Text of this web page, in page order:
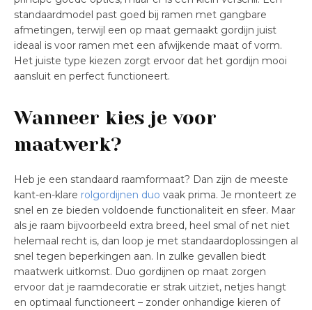
standaardmodel past goed bij ramen met gangbare
afmetingen, terwijl een op maat gemaakt gordijn juist
ideaal is voor ramen met een afwijkende maat of vorm.
Het juiste type kiezen zorgt ervoor dat het gordijn mooi
aansluit en perfect functioneert.
Wanneer kies je voor
maatwerk?
Heb je een standaard raamformaat? Dan zijn de meeste
kant-en-klare rolgordijnen duo vaak prima. Je monteert ze
snel en ze bieden voldoende functionaliteit en sfeer. Maar
als je raam bijvoorbeeld extra breed, heel smal of net niet
helemaal recht is, dan loop je met standaardoplossingen al
snel tegen beperkingen aan. In zulke gevallen biedt
maatwerk uitkomst. Duo gordijnen op maat zorgen
ervoor dat je raamdecoratie er strak uitziet, netjes hangt
en optimaal functioneert – zonder onhandige kieren of